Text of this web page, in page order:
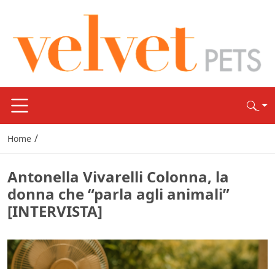
Home /
Antonella Vivarelli Colonna, la
donna che “parla agli animali”
[INTERVISTA]